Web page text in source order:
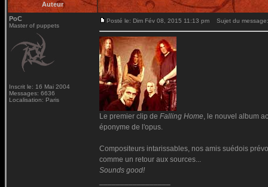
Auteur
PoC
Master of puppets
Inscrit le: 16 Mai 2004
Messages: 6636
Localisation: Paris
Posté le: Dim Fév 08, 2015 11:13 pm Sujet du
Le premier clip de Falling Home, le nouvel album
éponyme de l'opus.
Compositeurs intarissables, nos amis suédois
comme un retour aux sources...
Sounds good!